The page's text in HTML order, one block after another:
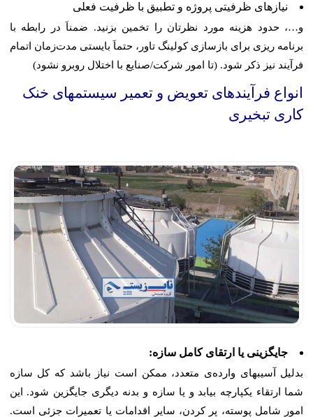
نیازهای ظرفیتی پروژه و تطبیق با ظرفیت فعلی
و…، حدود هزینه مورد نظرتان را تخمین بزنید. ضمناَ در رابطه با
برنامه ریزی برای بازسازی کولینگ تاور، حتماَ بایستی مدت‌زمان اتمام
فرآیند نیز ذکر شود. (تا امور شرکت/صنایع با اختلال روبرو نشود)
انواع فرآیندهای تعویض و تعمیر سیستمهای خنک
کاری تبخیری
جایگزینی یا ارتقای کامل سازه:
بدلیل آسیبهای وارد‌ه‌ی متعدد، ممکن است نیاز باشد که کل سازه
شما ارتقاء یکپارچه بیابد و یا سازه‌ و بدنه دیگری جایگزین شود. این
امور شامل پوسته، پر کردن، سایر اقدامات یا تعمیرات جزئی است.